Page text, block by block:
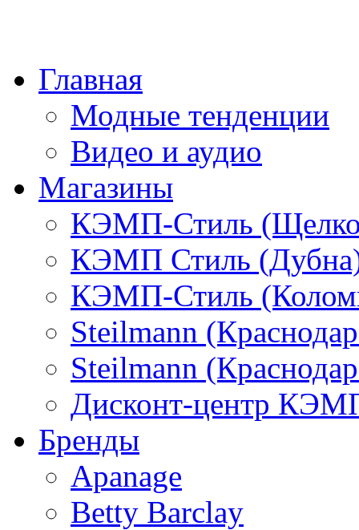
Главная
Модные тенденции
Видео и аудио
Магазины
КЭМП-Стиль
КЭМП Стиль
КЭМП-Стиль
Steilmann
Steilmann
Дисконт-центр
Бренды
Apanage
Betty Barclay